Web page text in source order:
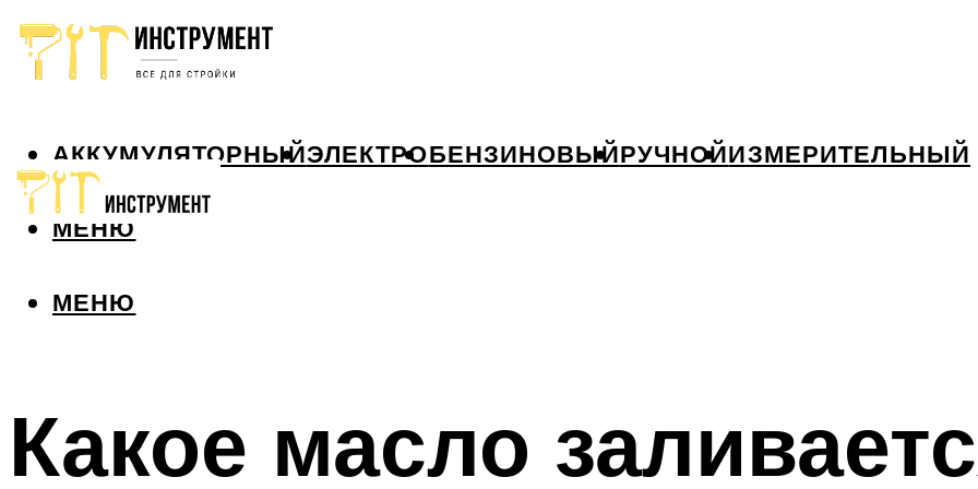
АККУМУЛЯТОРНЫЙЭЛЕКТРОБЕНЗИНОВЫЙРУЧНОЙИЗМЕРИТЕЛЬНЫЙ
МЕНЮ
МЕНЮ
Какое масло